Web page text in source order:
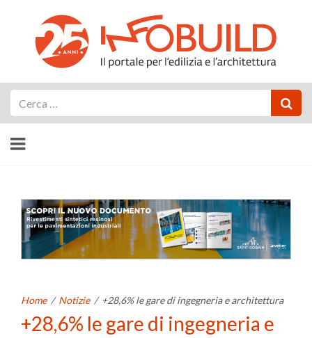
Home / Notizie / +28,6% le gare di ingegneria e architettura
+28,6% le gare di ingegneria e